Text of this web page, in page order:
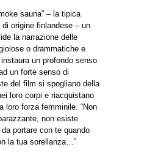
sauna” – la tipica
origine finlandese – un
la narrazione delle
o drammatiche e
un profondo senso
un forte senso di
del film si spogliano della
loro corpi e riacquistano
loro forza femminile. “Non
non esiste
portare con te quando
la tua sorellanza…”